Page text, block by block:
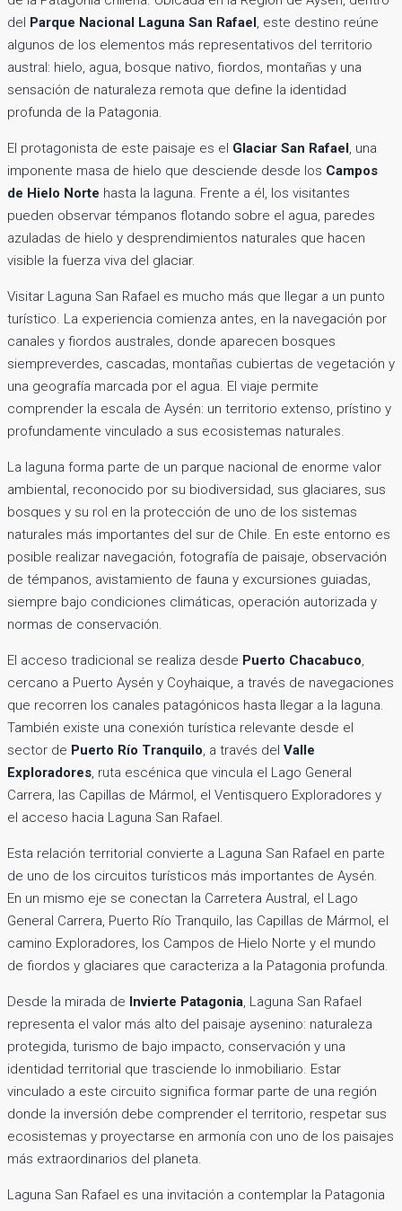
del
Parque Nacional Laguna San Rafael , este destino reúne
algunos de los elementos más representativos del territorio
austral: hielo, agua, bosque nativo, fiordos, montañas y una
sensación de naturaleza remota que define la identidad
profunda de la Patagonia.
El protagonista de este paisaje es el Glaciar San Rafael , una
imponente masa de hielo que desciende desde los Campos
de Hielo Norte hasta la laguna. Frente a él, los visitantes
pueden observar témpanos flotando sobre el agua, paredes
azuladas de hielo y desprendimientos naturales que hacen
visible la fuerza viva del glaciar.
Visitar Laguna San Rafael es mucho más que llegar a un punto
turístico. La experiencia comienza antes, en la navegación por
canales y fiordos australes, donde aparecen bosques
siempreverdes, cascadas, montañas cubiertas de vegetación y
una geografía marcada por el agua. El viaje permite
comprender la escala de Aysén: un territorio extenso, prístino y
profundamente vinculado a sus ecosistemas naturales.
La laguna forma parte de un parque nacional de enorme valor
ambiental, reconocido por su biodiversidad, sus glaciares, sus
bosques y su rol en la protección de uno de los sistemas
naturales más importantes del sur de Chile. En este entorno es
posible realizar navegación, fotografía de paisaje, observación
de témpanos, avistamiento de fauna y excursiones guiadas,
siempre bajo condiciones climáticas, operación autorizada y
normas de conservación.
El acceso tradicional se realiza desde Puerto Chacabuco,
cercano a Puerto Aysén y Coyhaique, a través de navegaciones
que recorren los canales patagónicos hasta llegar a la laguna.
También existe una conexión turística relevante desde el
sector de Puerto Río Tranquilo, a través del Valle
Exploradores, ruta escénica que vincula el Lago General
Carrera, las Capillas de Mármol, el Ventisquero Exploradores y
el acceso hacia Laguna San Rafael.
Esta relación territorial convierte a Laguna San Rafael en parte
de uno de los circuitos turísticos más importantes de Aysén.
En un mismo eje se conectan la Carretera Austral, el Lago
General Carrera, Puerto Río Tranquilo, las Capillas de Mármol, el
camino Exploradores, los Campos de Hielo Norte y el mundo
de fiordos y glaciares que caracteriza a la Patagonia profunda.
Desde la mirada de Invierte Patagonia, Laguna San Rafael
representa el valor más alto del paisaje aysenino: naturaleza
protegida, turismo de bajo impacto, conservación y una
identidad territorial que trasciende lo inmobiliario. Estar
vinculado a este circuito significa formar parte de una región
donde la inversión debe comprender el territorio, respetar sus
ecosistemas y proyectarse en armonía con uno de los paisajes
más extraordinarios del planeta.
Laguna San Rafael es una invitación a contemplar la Patagonia